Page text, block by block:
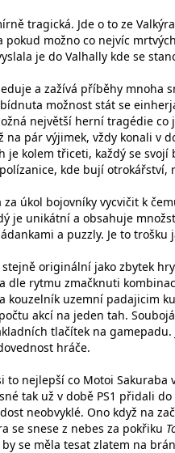
tragická. Jde o to ze
pokud možno co nejvíc
je do Valhally kde se
a zažívá příběhy mnoha
možnost stát se
největší herní tragédie
na pár výjimek, vždy konali v
je kolem třiceti, každý se
kde bují otrokářství,
za úkol bojovníky vycvičit k
je unikátní a obsahuje
a puzzly. Je to
stejně originální jako zbytek
dle rytmu zmačknuti
kouzelník uzemní padajicim
akcí na jeden tah.
tlačítek na
hráče.
to nejlepší co Motoi
tak už v době PS1 přidali
neobvyklé. Ono když na
se snese z nebes za pokřiku
se měla tesat zlatem na